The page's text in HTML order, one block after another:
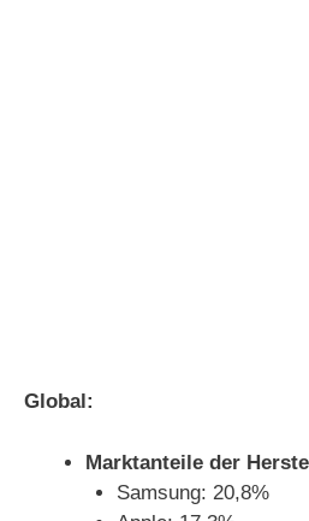
Global:
Marktanteile der
Samsung: 20,8%